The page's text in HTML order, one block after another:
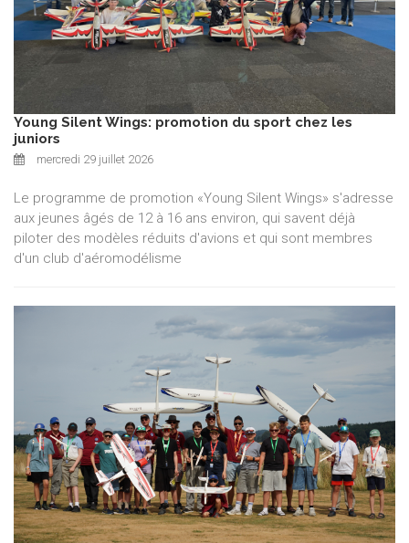
Young Silent Wings: promotion du sport chez les
juniors
mercredi 29 juillet 2026
Le programme de promotion «Young Silent Wings» s'adresse
aux jeunes âgés de 12 à 16 ans environ, qui savent déjà
piloter des modèles réduits d'avions et qui sont membres
d'un club d'aéromodélisme